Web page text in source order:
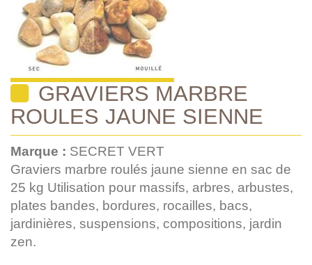
GRAVIERS MARBRE
ROULES JAUNE SIENNE
Marque : SECRET VERT
Graviers marbre roulés jaune sienne en sac de
25 kg Utilisation pour massifs, arbres, arbustes,
plates bandes, bordures, rocailles, bacs,
jardinières, suspensions, compositions, jardin
zen.